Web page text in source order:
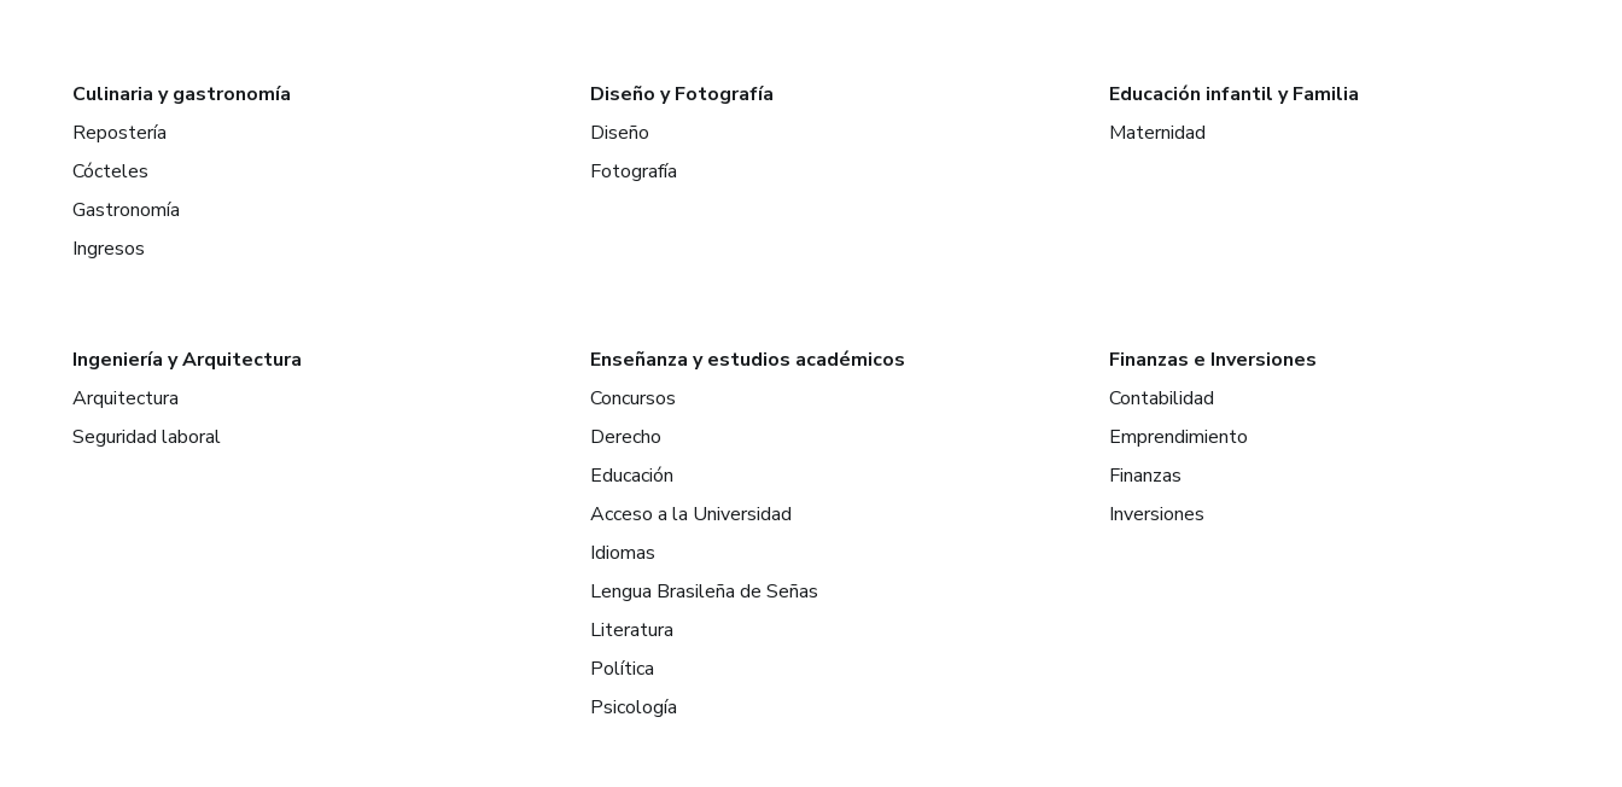
Culinaria y gastronomía
Repostería
Cócteles
Gastronomía
Ingresos
Diseño y Fotografía
Diseño
Fotografía
Educación infantil y Familia
Maternidad
Ingeniería y Arquitectura
Arquitectura
Seguridad laboral
Enseñanza y estudios académicos
Concursos
Derecho
Educación
Acceso a la Universidad
Idiomas
Lengua Brasileña de Señas
Literatura
Política
Psicología
Finanzas e Inversiones
Contabilidad
Emprendimiento
Finanzas
Inversiones